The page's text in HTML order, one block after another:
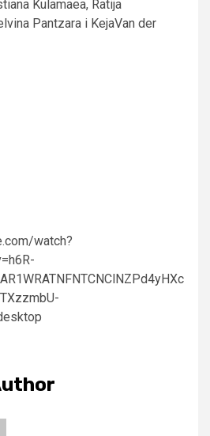
Kulamaea, Ratija
Pantzara i KejaVan der
watch?